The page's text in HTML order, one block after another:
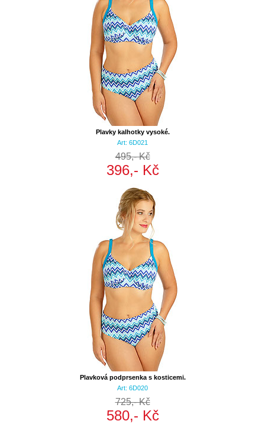
Plavky kalhotky vysoké.
Art: 6D021
495,- Kč
396,- Kč
Plavková podprsenka s kosticemi.
Art: 6D020
725,- Kč
580,- Kč